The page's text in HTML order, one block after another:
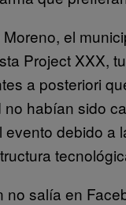
el
Project XXX,
a posteriori
no habían sido
evento debido a
no salía en